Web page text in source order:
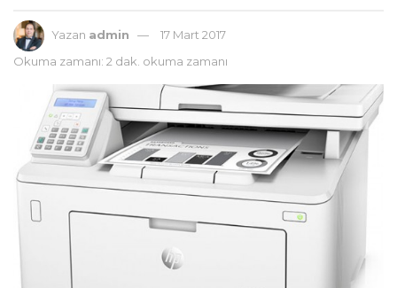
Yazan admin
17 Mart 2017
Okuma zamanı: 2 dak. okuma zamanı